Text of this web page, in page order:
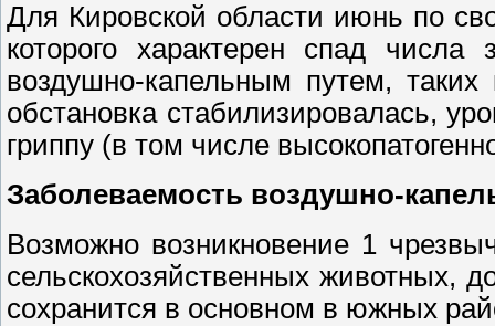
Для Кировской области июнь по
которого характерен спад
воздушно-капельным путем,
обстановка стабилизировалась,
гриппу (в том числе
Заболеваемость воздушно-
Возможно возникновение 1
сельскохозяйственных животных,
сохранится в основном в южных